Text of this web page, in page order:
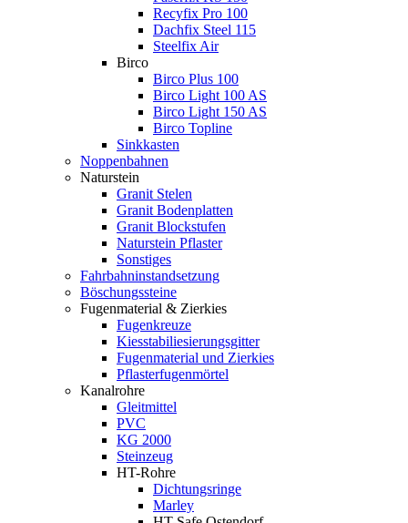
Recyfix Pro 100
Dachfix Steel 115
Steelfix Air
Birco
Birco Plus 100
Birco Light 100 AS
Birco Light 150 AS
Birco Topline
Sinkkasten
Noppenbahnen
Naturstein
Granit Stelen
Granit Bodenplatten
Granit Blockstufen
Naturstein Pflaster
Sonstiges
Fahrbahninstandsetzung
Böschungssteine
Fugenmaterial & Zierkies
Fugenkreuze
Kiesstabiliesierungsgitter
Fugenmaterial und Zierkies
Pflasterfugenmörtel
Kanalrohre
Gleitmittel
PVC
KG 2000
Steinzeug
HT-Rohre
Dichtungsringe
Marley